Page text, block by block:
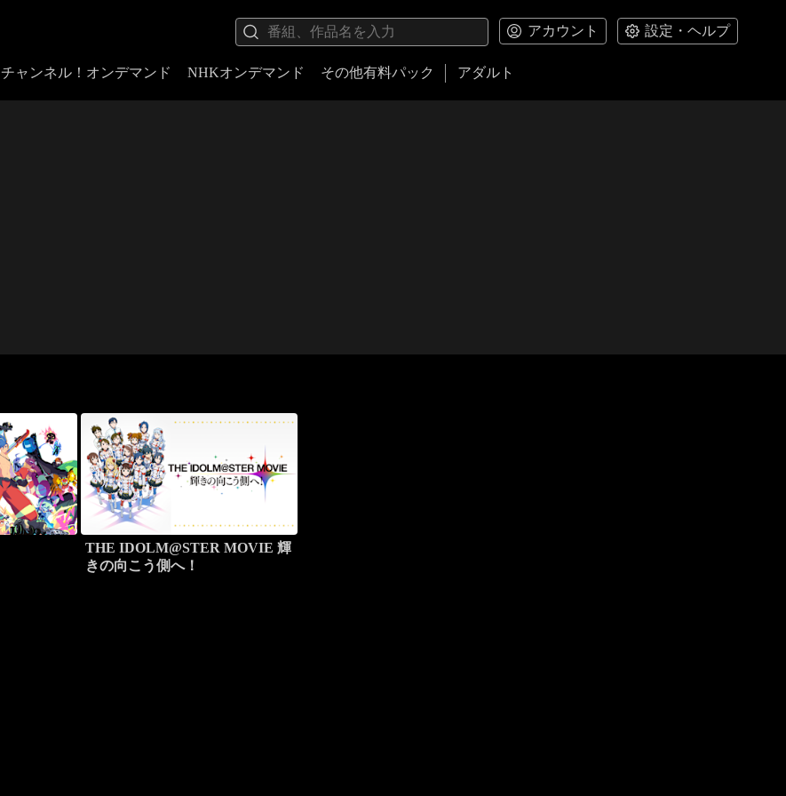
アカウント 設定・ヘルプ
チャンネル！オンデマンド NHKオンデマンド その他有料パック アダルト
THE IDOLM@STER MOVIE 輝
きの向こう側へ！